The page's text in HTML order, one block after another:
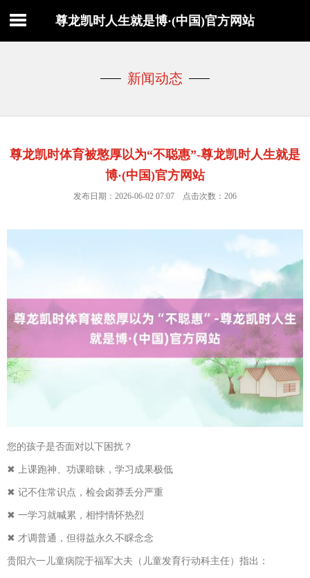
尊龙凯时人生就是博·(中国)官方网站
新闻动态
尊龙凯时体育被憨厚以为“不聪惠”-尊龙凯时人生就是
博·(中国)官方网站
发布日期：2026-06-02 07:07 点击次数：206
您的孩子是否面对以下困扰？
✖ 上课跑神、功课暗昧，学习成果极低
✖ 记不住常识点，检会卤莽丢分严重
✖ 一学习就喊累，相悖情怀热烈
✖ 才调普通，但得益永久不睬念念
贵阳六一儿童病院于福军大夫（儿童发育行动科主任）指出：